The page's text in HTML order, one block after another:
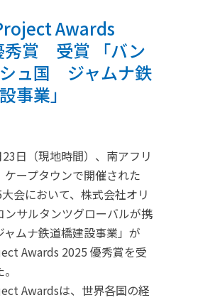
Awards
秀賞 受賞 「バン
ュ国 ジャムナ鉄
事業」
日（現地時間）、南アフリ
ープタウンで開催された
会において、株式会社オリ
ンサルタンツグローバルが携
ャムナ鉄道橋建設事業」が
Awards 2025 優秀賞を受
Awardsは、世界各国の経